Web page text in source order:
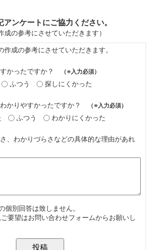
ンケートにご協力ください。
の参考にさせていただきます）
成の参考にさせていただきます。
かったですか？ （※入力必須）
ふつう 探しにくかった
かりやすかったですか？ （※入力必須）
ふつう わかりにくかった
、わかりづらさなどの具体的な理由があれ
個別回答は致しません。
要望はお問い合わせフォームからお願いし